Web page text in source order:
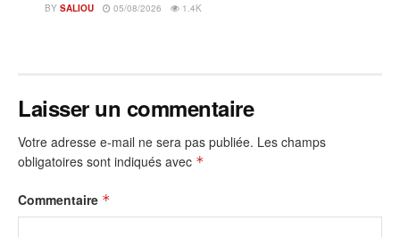
BY SALIOU 05/08/2026 1.4K
Laisser un commentaire
Votre adresse e-mail ne sera pas publiée. Les champs
obligatoires sont indiqués avec *
Commentaire *